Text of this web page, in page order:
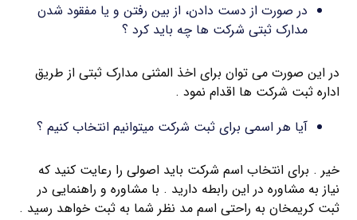
در صورت از دست دادن، از بین رفتن و یا مفقود شدن
مدارک ثبتی شرکت ها چه باید کرد ؟
در این صورت می توان برای اخذ المثنی مدارک ثبتی از طریق
اداره ثبت شرکت ها اقدام نمود .
آیا هر اسمی برای ثبت شرکت میتوانیم انتخاب کنیم ؟
خیر . برای انتخاب اسم شرکت باید اصولی را رعایت کنید که
نیاز به مشاوره در این رابطه دارید . با مشاوره و راهنمایی در
ثبت کریمخان به راحتی اسم مد نظر شما به ثبت خواهد رسید .